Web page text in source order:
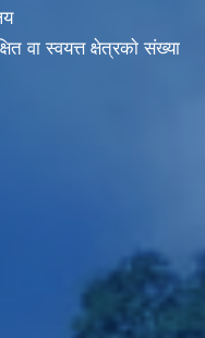
वा स्वयत्त क्षेत्रकाे संख्या